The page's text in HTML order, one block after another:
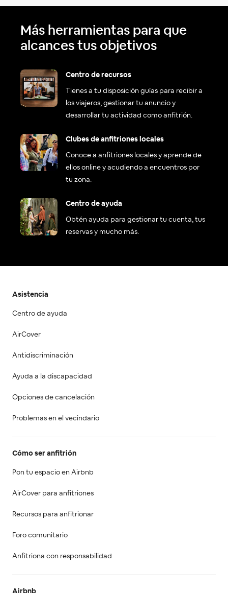
Más herramientas para que
alcances tus objetivos
Centro de recursos
Tienes a tu disposición guías para recibir a
los viajeros, gestionar tu anuncio y
desarrollar tu actividad como anfitrión.
Clubes de anfitriones locales
Conoce a anfitriones locales y aprende de
ellos online y acudiendo a encuentros por
tu zona.
Centro de ayuda
Obtén ayuda para gestionar tu cuenta, tus
reservas y mucho más.
Asistencia
Centro de ayuda
AirCover
Antidiscriminación
Ayuda a la discapacidad
Opciones de cancelación
Problemas en el vecindario
Cómo ser anfitrión
Pon tu espacio en Airbnb
AirCover para anfitriones
Recursos para anfitrionar
Foro comunitario
Anfitriona con responsabilidad